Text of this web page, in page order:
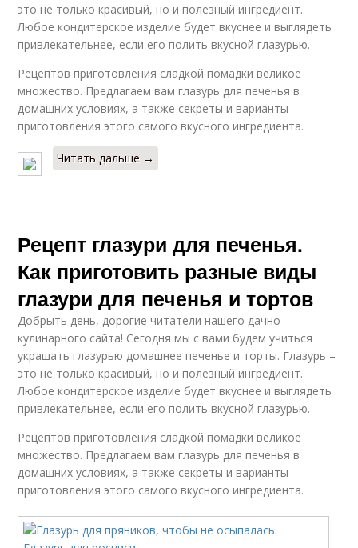
это не только красивый, но и полезный ингредиент.
Любое кондитерское изделие будет вкуснее и выглядеть
привлекательнее, если его полить вкусной глазурью.
Рецептов приготовления сладкой помадки великое
множество. Предлагаем вам глазурь для печенья в
домашних условиях, а также секреты и варианты
приготовления этого самого вкусного ингредиента.
Читать дальше →
Рецепт глазури для печенья.
Как приготовить разные виды
глазури для печенья и тортов
Добрыть день, дорогие читатели нашего дачно-
кулинарного сайта! Сегодня мы с вами будем учиться
украшать глазурью домашнее печенье и торты. Глазурь –
это не только красивый, но и полезный ингредиент.
Любое кондитерское изделие будет вкуснее и выглядеть
привлекательнее, если его полить вкусной глазурью.
Рецептов приготовления сладкой помадки великое
множество. Предлагаем вам глазурь для печенья в
домашних условиях, а также секреты и варианты
приготовления этого самого вкусного ингредиента.